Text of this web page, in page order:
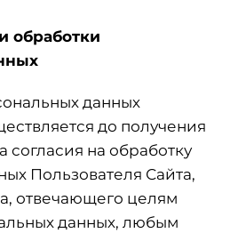
обработки
данных
до получения
согласия на обработку
Пользователя Сайта,
отвечающего целям
данных, любым